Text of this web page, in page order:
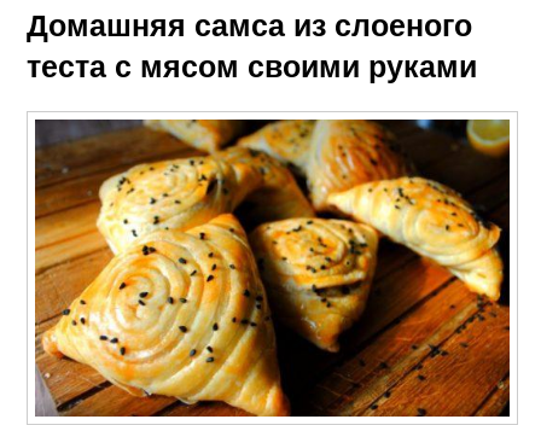
Домашняя самса из слоеного
теста с мясом своими руками